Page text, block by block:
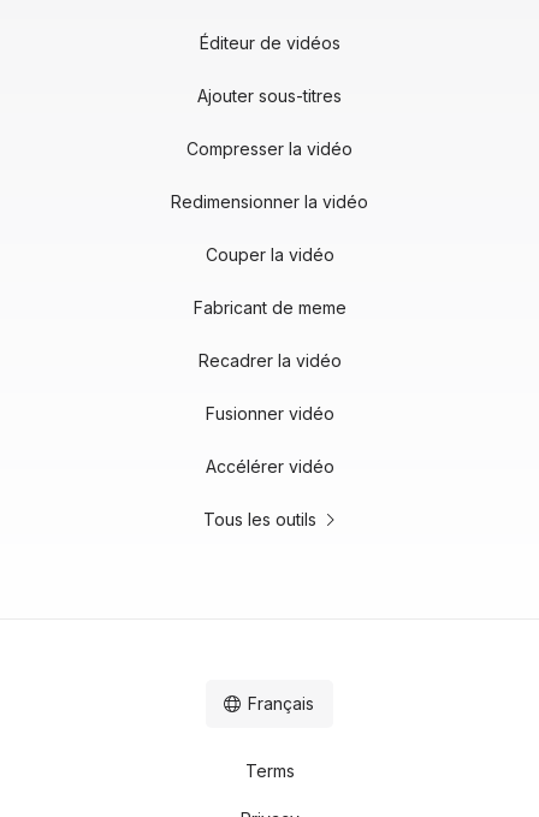
Éditeur de vidéos
Ajouter sous-titres
Compresser la vidéo
Redimensionner la vidéo
Couper la vidéo
Fabricant de meme
Recadrer la vidéo
Fusionner vidéo
Accélérer vidéo
Tous les outils
Terms
Français